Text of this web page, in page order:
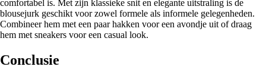
comfortabel is. Met zijn klassieke snit en elegante uitstraling is de
blousejurk geschikt voor zowel formele als informele gelegenheden.
Combineer hem met een paar hakken voor een avondje uit of draag
hem met sneakers voor een casual look.
Conclusie